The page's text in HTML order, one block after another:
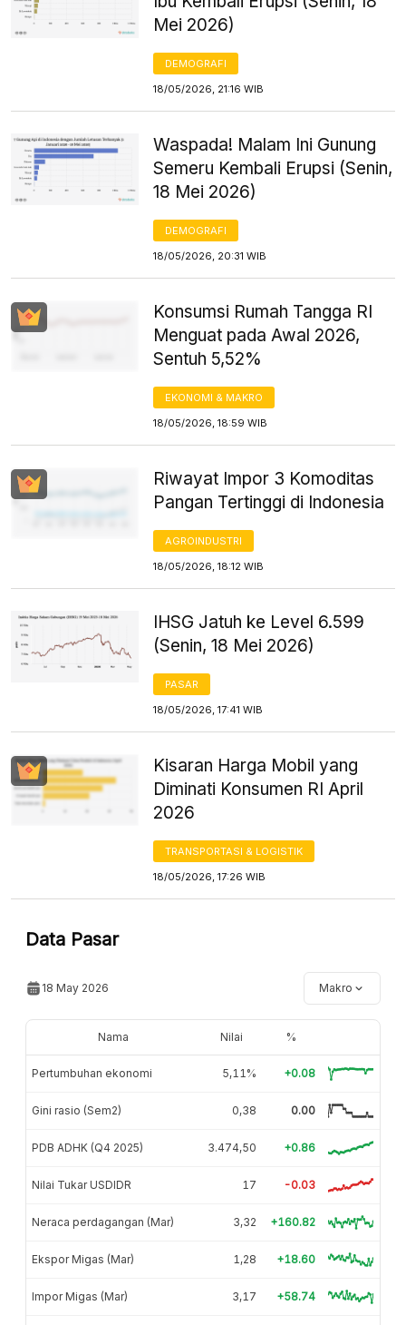
Mei 2026)
DEMOGRAFI
18/05/2026, 21:16 WIB
Waspada! Malam Ini Gunung
Semeru Kembali Erupsi (Senin,
18 Mei 2026)
DEMOGRAFI
18/05/2026, 20:31 WIB
Konsumsi Rumah Tangga RI
Menguat pada Awal 2026,
Sentuh 5,52%
EKONOMI & MAKRO
18/05/2026, 18:59 WIB
Riwayat Impor 3 Komoditas
Pangan Tertinggi di Indonesia
AGROINDUSTRI
18/05/2026, 18:12 WIB
IHSG Jatuh ke Level 6.599
(Senin, 18 Mei 2026)
PASAR
18/05/2026, 17:41 WIB
Kisaran Harga Mobil yang
Diminati Konsumen RI April
2026
TRANSPORTASI & LOGISTIK
18/05/2026, 17:26 WIB
Data Pasar
18 May 2026 Makro
Nama Nilai %
Pertumbuhan ekonomi 5,11% +0.08
Gini rasio (Sem2) 0,38 0.00
PDB ADHK (Q4 2025) 3.474,50 +0.86
Nilai Tukar USDIDR 17 -0.03
Neraca perdagangan (Mar) 3,32 +160.82
Ekspor Migas (Mar) 1,28 +18.60
Impor Migas (Mar) 3,17 +58.74